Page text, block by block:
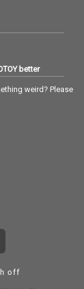
better
weird? Please
off